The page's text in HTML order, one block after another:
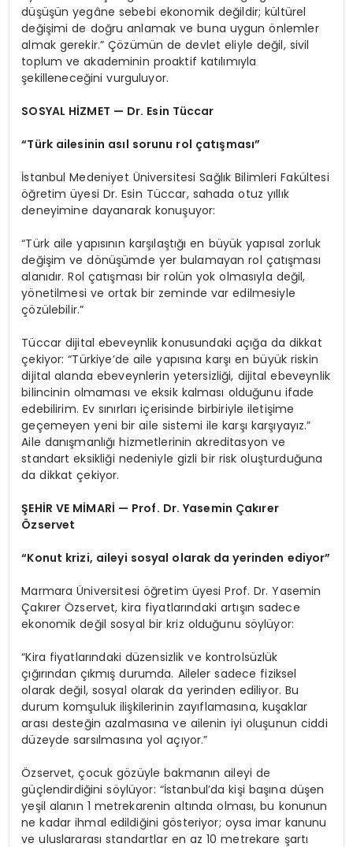
düşüşün yegâne sebebi ekonomik değildir; kültürel
değişimi de doğru anlamak ve buna uygun önlemler
almak gerekir.” Çözümün de devlet eliyle değil, sivil
toplum ve akademinin proaktif katılımıyla
şekilleneceğini vurguluyor.
SOSYAL HİZMET — Dr. Esin Tüccar
“Türk ailesinin asıl sorunu rol çatışması”
İstanbul Medeniyet Üniversitesi Sağlık Bilimleri Fakültesi
öğretim üyesi Dr. Esin Tüccar, sahada otuz yıllık
deneyimine dayanarak konuşuyor:
“Türk aile yapısının karşılaştığı en büyük yapısal zorluk
değişim ve dönüşümde yer bulamayan rol çatışması
alanıdır. Rol çatışması bir rolün yok olmasıyla değil,
yönetilmesi ve ortak bir zeminde var edilmesiyle
çözülebilir.”
Tüccar dijital ebeveynlik konusundaki açığa da dikkat
çekiyor: “Türkiye’de aile yapısına karşı en büyük riskin
dijital alanda ebeveynlerin yetersizliği, dijital ebeveynlik
bilincinin olmaması ve eksik kalması olduğunu ifade
edebilirim. Ev sınırları içerisinde birbiriyle iletişime
geçemeyen yeni bir aile sistemi ile karşı karşıyayız.”
Aile danışmanlığı hizmetlerinin akreditasyon ve
standart eksikliği nedeniyle gizli bir risk oluşturduğuna
da dikkat çekiyor.
ŞEHİR VE MİMARİ — Prof. Dr. Yasemin Çakırer
Özservet
“Konut krizi, aileyi sosyal olarak da yerinden ediyor”
Marmara Üniversitesi öğretim üyesi Prof. Dr. Yasemin
Çakırer Özservet, kira fiyatlarındaki artışın sadece
ekonomik değil sosyal bir kriz olduğunu söylüyor:
“Kira fiyatlarındaki düzensizlik ve kontrolsüzlük
çığırından çıkmış durumda. Aileler sadece fiziksel
olarak değil, sosyal olarak da yerinden ediliyor. Bu
durum komşuluk ilişkilerinin zayıflamasına, kuşaklar
arası desteğin azalmasına ve ailenin iyi oluşunun ciddi
düzeyde sarsılmasına yol açıyor.”
Özservet, çocuk gözüyle bakmanın aileyi de
güçlendirdiğini söylüyor: “İstanbul’da kişi başına düşen
yeşil alanın 1 metrekarenin altında olması, bu konunun
ne kadar ihmal edildiğini gösteriyor; oysa imar kanunu
ve uluslararası standartlar en az 10 metrekare şartı